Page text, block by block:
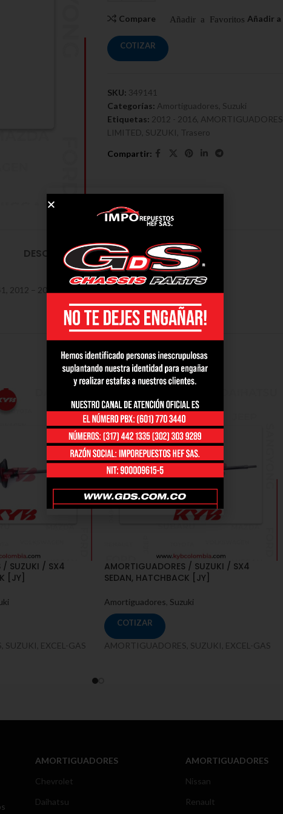
Compare
COTIZAR
SKU: 349141
Categorías: Amortiguadores Suzuki
Etiquetas: 2012 - 2016, AMORTIGUADORES
LIMITED SUZUKI Trasero
DESCRIPCIÓNENVÍO Y ENTREGA
2012 – 2016
/ SUZUKI / SX4
[JY]
SUZUKI, EXCEL-GAS
AMORTIGUADORES / SUZUKI / SX4
SEDAN, HATCHBACK [JY]
Amortiguadores, Suzuki
COTIZAR
AMORTIGUADORES, SUZUKI, EXCEL-GAS
AMORTIGUADORES
Chevrolet
Daihatsu
AMORTIGUADORES
Nissan
Renault